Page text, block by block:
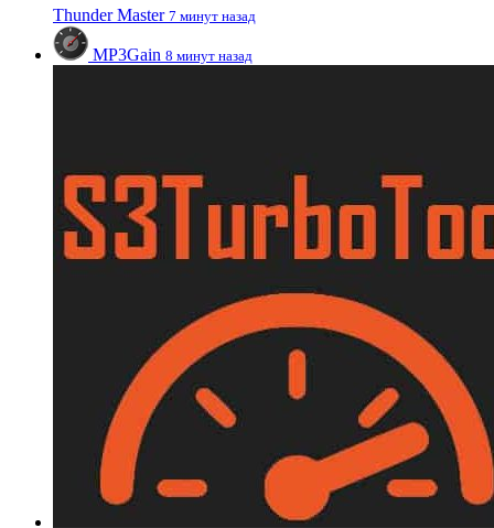
Thunder Master 7 минут назад
MP3Gain 8 минут назад